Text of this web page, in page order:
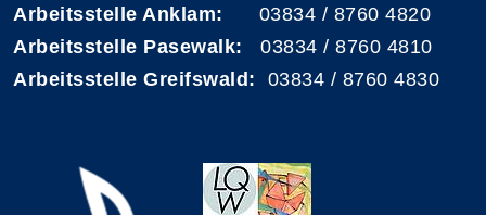
Arbeitsstelle Anklam: 03834 / 8760 4820
Arbeitsstelle Pasewalk: 03834 / 8760 4810
Arbeitsstelle Greifswald: 03834 / 8760 4830